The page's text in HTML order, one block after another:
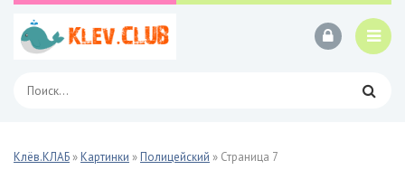
Клёв.КЛАБ »Картинки »Полицейский » Страница 7